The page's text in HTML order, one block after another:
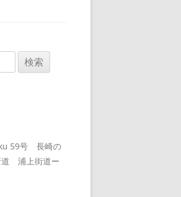
59号 長崎の
浦上街道ー